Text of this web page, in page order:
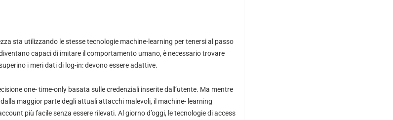
sta utilizzando le stesse tecnologie machine-learning per tenersi al passo
capaci di imitare il comportamento umano, è necessario trovare
i meri dati di log-in: devono essere adattive.
one- time-only basata sulle credenziali inserite dall’utente. Ma mentre
maggior parte degli attuali attacchi malevoli, il machine- learning
più facile senza essere rilevati. Al giorno d’oggi, le tecnologie di access